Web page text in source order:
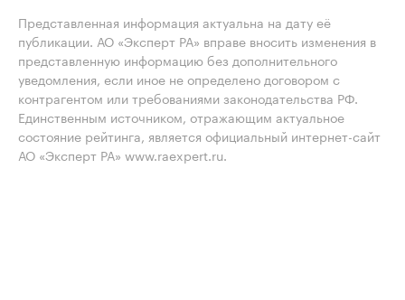
Представленная информация актуальна на дату её
публикации. АО «Эксперт РА» вправе вносить изменения в
представленную информацию без дополнительного
уведомления, если иное не определено договором с
контрагентом или требованиями законодательства РФ.
Единственным источником, отражающим актуальное
состояние рейтинга, является официальный интернет-сайт
АО «Эксперт РА» www.raexpert.ru.